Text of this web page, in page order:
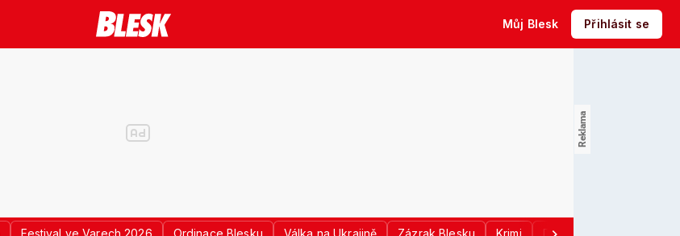
Můj Blesk Přihlásit se
Festival ve Varech 2026 Ordinace Blesku Válka na Ukrajině Zázrak Blesku Krimi Donald Trump